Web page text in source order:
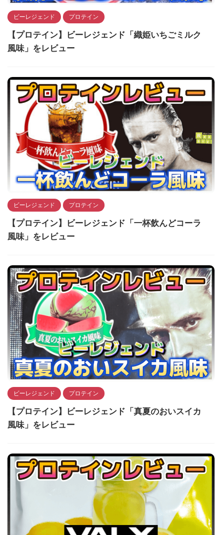
ビーレジェンド プロテイン
【プロテイン】ビーレジェンド「織姫いちごミルク
風味」をレビュー
ビーレジェンド プロテイン
【プロテイン】ビーレジェンド「一杯飲んどコーラ
風味」をレビュー
ビーレジェンド プロテイン
【プロテイン】ビーレジェンド「真夏のおいスイカ
風味」をレビュー